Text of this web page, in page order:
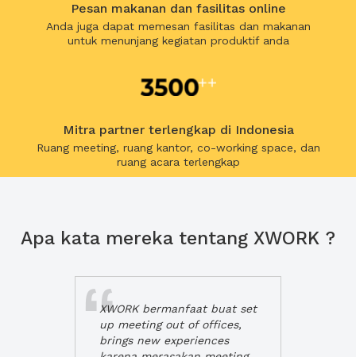
Pesan makanan dan fasilitas online
Anda juga dapat memesan fasilitas dan makanan
untuk menunjang kegiatan produktif anda
Mitra partner terlengkap di Indonesia
Ruang meeting, ruang kantor, co-working space, dan
ruang acara terlengkap
Apa kata mereka tentang XWORK ?
XWORK bermanfaat buat set
up meeting out of offices,
brings new experiences